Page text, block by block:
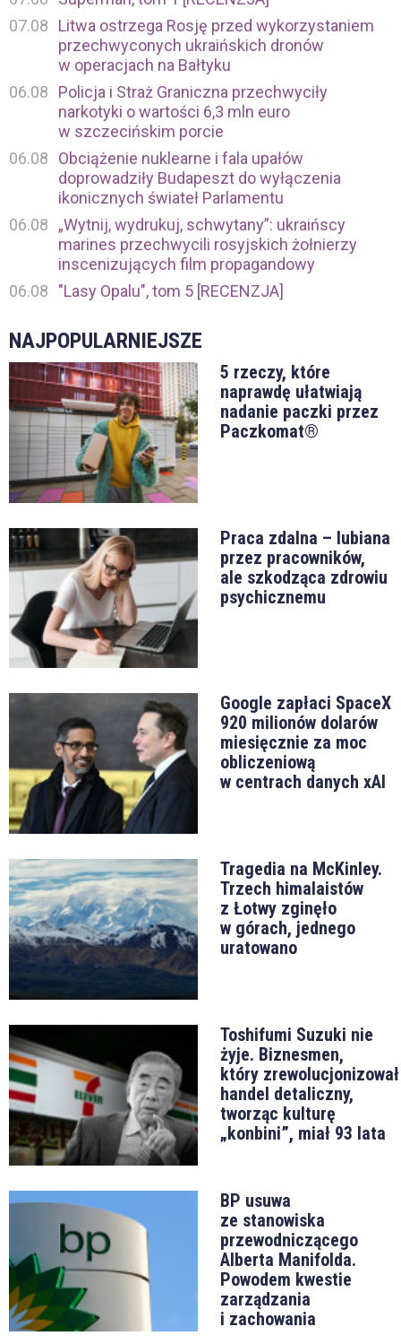
07.08
Litwa ostrzega Rosję przed wykorzystaniem
przechwyconych ukraińskich dronów
w operacjach na Bałtyku
06.08
Policja i Straż Graniczna przechwyciły
narkotyki o wartości 6,3 mln euro
w szczecińskim porcie
06.08
Obciążenie nuklearne i fala upałów
doprowadziły Budapeszt do wyłączenia
ikonicznych świateł Parlamentu
06.08
„Wytnij, wydrukuj, schwytany”: ukraińscy
marines przechwycili rosyjskich żołnierzy
inscenizujących film propagandowy
06.08
"Lasy Opalu", tom 5 [RECENZJA]
NAJPOPULARNIEJSZE
5 rzeczy, które
naprawdę ułatwiają
nadanie paczki przez
Paczkomat®
Praca zdalna – lubiana
przez pracowników,
ale szkodząca zdrowiu
psychicznemu
Google zapłaci SpaceX
920 milionów dolarów
miesięcznie za moc
obliczeniową
w centrach danych xAI
Tragedia na McKinley.
Trzech himalaistów
z Łotwy zginęło
w górach, jednego
uratowano
Toshifumi Suzuki nie
żyje. Biznesmen,
który zrewolucjonizował
handel detaliczny,
tworząc kulturę
„konbini”, miał 93 lata
BP usuwa
ze stanowiska
przewodniczącego
Alberta Manifolda.
Powodem kwestie
zarządzania
i zachowania